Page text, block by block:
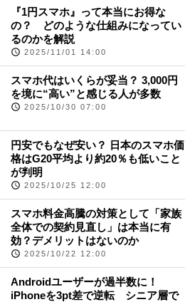
『1円スマホ』って本当にお得な
の？ どのような仕組みになってい
るのかを解説
2025/11/01 14:00
スマホ代はいくらが妥当？ 3,000円
を境に“高い”と感じる人が多数
2025/10/30 07:00
円安でもなぜ安い？ 日本のスマホ価
格はG20平均より約20％も低いこと
が判明
2025/10/25 12:00
スマホ料金高騰の対策として「家族
全体での契約見直し」は本当に有
効？デメリットはないのか
2025/10/22 12:00
Androidユーザーが過半数に！
iPhoneを3pt差で逆転 シニア層で